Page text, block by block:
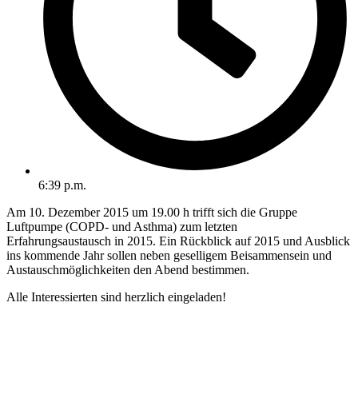
6:39 p.m.
Am 10. Dezember 2015 um 19.00 h trifft sich die Gruppe
Luftpumpe (COPD- und Asthma) zum letzten
Erfahrungsaustausch in 2015. Ein Rückblick auf 2015 und Ausblick
ins kommende Jahr sollen neben geselligem Beisammensein und
Austauschmöglichkeiten den Abend bestimmen.
Alle Interessierten sind herzlich eingeladen!